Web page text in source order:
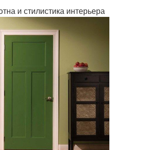
и стилистика интерьера